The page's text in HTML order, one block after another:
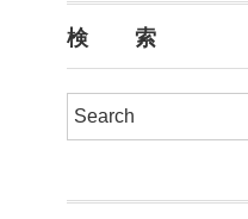
検 索